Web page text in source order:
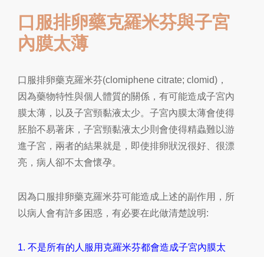
口服排卵藥克羅米芬與子宮
內膜太薄
口服排卵藥克羅米芬(clomiphene citrate; clomid) ，
因為藥物特性與個人體質的關係，有可能造成子宮內
膜太薄，以及子宮頸黏液太少。子宮內膜太薄會使得
胚胎不易著床 ， 子宮頸黏液太少則會使得精蟲難以游
進子宮，兩者的結果就是，即使排卵狀況很好、很漂
亮，病人卻不太會懷孕。
因為口服排卵藥克羅米芬可能造成上述的副作用，所
以病人會有許多困惑，有必要在此做清楚說明:
1. 不是所有的人服用克羅米芬都會造成子宮內膜太